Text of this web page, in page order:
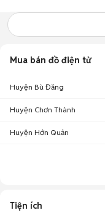
Mua bán đồ điện tử
Huyện Bù Đăng
Huyện Chơn Thành
Huyện Hớn Quản
Tiện ích